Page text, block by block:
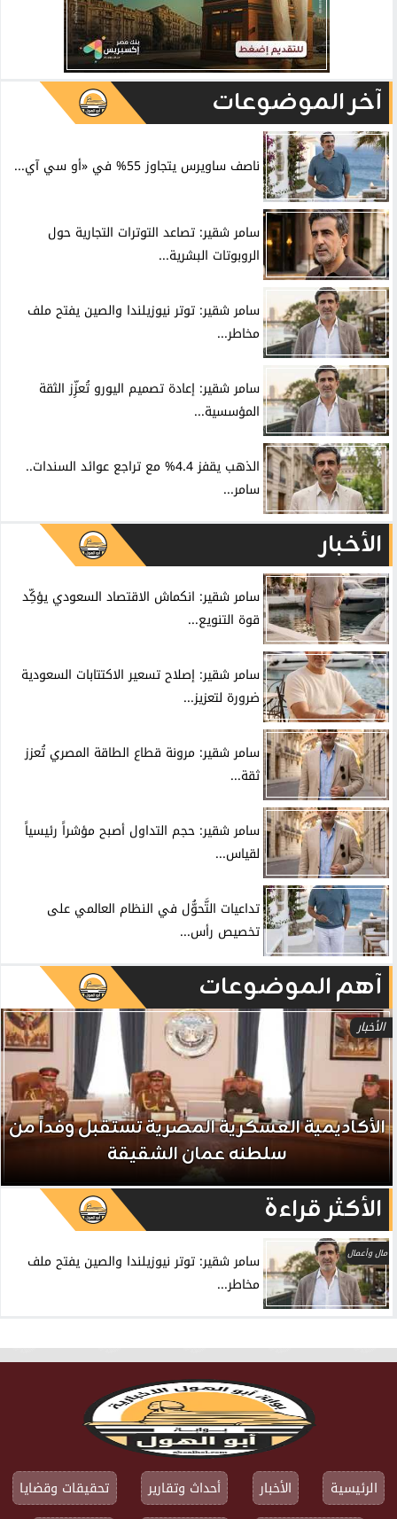
آخر الموضوعات
ناصف ساويرس يتجاوز 55% في «أو سي آي...
سامر شقير: تصاعد التوترات التجارية حول
الروبوتات البشرية...
سامر شقير: توتر نيوزيلندا والصين يفتح ملف
مخاطر...
سامر شقير: إعادة تصميم اليورو تُعزِّز الثقة
المؤسسية...
الذهب يقفز 4.4% مع تراجع عوائد السندات..
سامر...
الأخبار
سامر شقير: انكماش الاقتصاد السعودي يؤكِّد
قوة التنويع...
سامر شقير: إصلاح تسعير الاكتتابات السعودية
ضرورة لتعزيز...
سامر شقير: مرونة قطاع الطاقة المصري تُعزز
ثقة...
سامر شقير: حجم التداول أصبح مؤشراً رئيسياً
لقياس...
تداعيات التَّحوُّل في النظام العالمي على
تخصيص رأس...
آهم الموضوعات
الأخبار
الأكاديمية العسكرية المصرية تستقبل وفداً من
سلطنه عمان الشقيقة
الأكثر قراءة
مال وأعمال
سامر شقير: توتر نيوزيلندا والصين يفتح ملف
مخاطر...
الرئيسية الأخبار أحداث وتقارير تحقيقات وقضايا